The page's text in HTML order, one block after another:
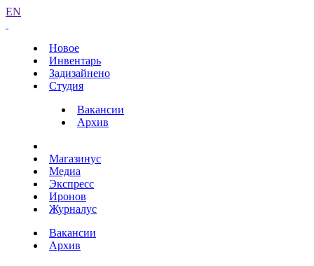
EN
Новое
Инвентарь
Задизайнено
Студия
Вакансии
Архив
Магазинус
Медиа
Экспресс
Иронов
Журналус
Вакансии
Архив